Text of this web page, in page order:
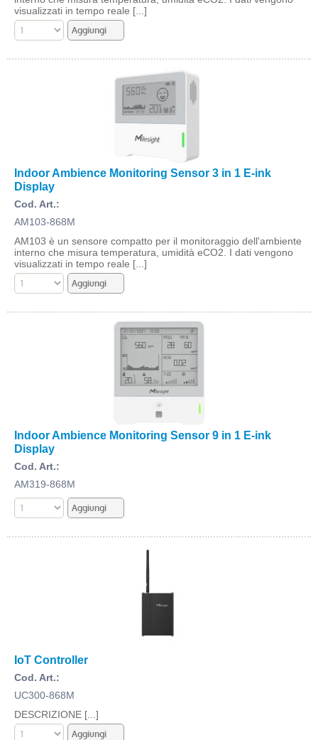
visualizzati in tempo reale [...]
Indoor Ambience Monitoring Sensor 3 in 1 E-ink
Display
Cod. Art.:
AM103-868M
AM103 è un sensore compatto per il monitoraggio dell'ambiente
interno che misura temperatura, umidità eCO2. I dati vengono
visualizzati in tempo reale [...]
Indoor Ambience Monitoring Sensor 9 in 1 E-ink
Display
Cod. Art.:
AM319-868M
IoT Controller
Cod. Art.:
UC300-868M
DESCRIZIONE [...]